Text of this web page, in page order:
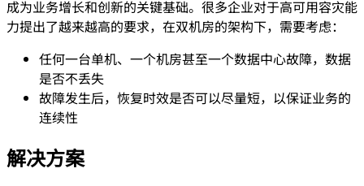
成为业务增长和创新的关键基础。很多企业对于高可用容灾能
力提出了越来越高的要求，在双机房的架构下，需要考虑：
任何一台单机、一个机房甚至一个数据中心故障，数据
是否不丢失
故障发生后，恢复时效是否可以尽量短，以保证业务的
连续性
解决方案